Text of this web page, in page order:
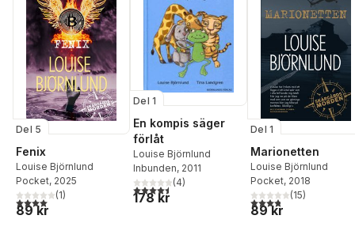
Del 5
Fenix
Louise Björnlund
Pocket, 2025
4,0utav 5 stjärnor. Totalt antal röster:
(1)
89 kr
Del 1
En kompis säger
förlåt
Louise Björnlund
Inbunden, 2011
4,5utav 5 stjärnor. Totalt antal röster:
(4)
178 kr
Del 1
Marionetten
Louise Björnlund
Pocket, 2018
3,8utav 5 stjärnor.
(15)
89 kr